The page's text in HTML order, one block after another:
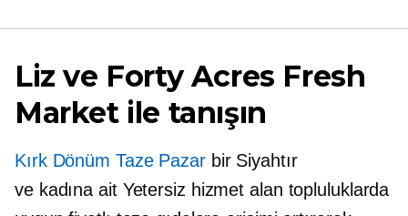
Liz ve Forty Acres Fresh
Market ile tanışın
Kırk Dönüm Taze Pazarbir Siyahtır
ve kadına aitYetersiz hizmet alan topluluklarda